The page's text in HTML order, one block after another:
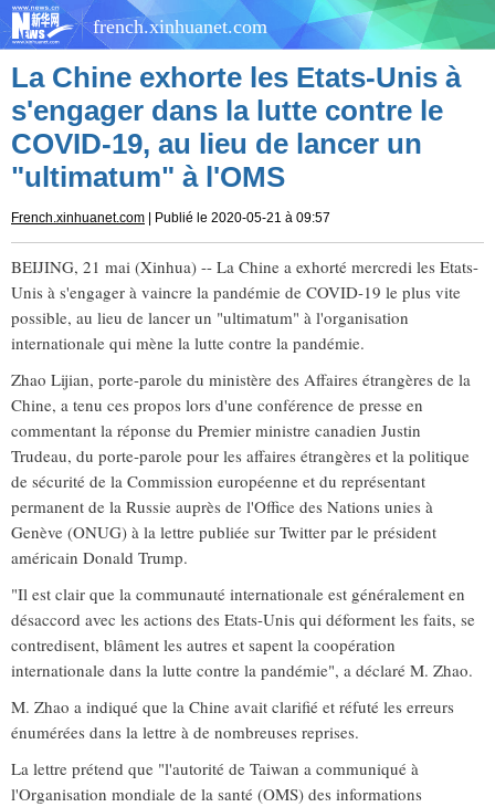
french.xinhuanet.com
La Chine exhorte les Etats-Unis à
s'engager dans la lutte contre le
COVID-19, au lieu de lancer un
"ultimatum" à l'OMS
French.xinhuanet.com | Publié le 2020-05-21 à 09:57
BEIJING, 21 mai (Xinhua) -- La Chine a exhorté mercredi les Etats-
Unis à s'engager à vaincre la pandémie de COVID-19 le plus vite
possible, au lieu de lancer un "ultimatum" à l'organisation
internationale qui mène la lutte contre la pandémie.
Zhao Lijian, porte-parole du ministère des Affaires étrangères de la
Chine, a tenu ces propos lors d'une conférence de presse en
commentant la réponse du Premier ministre canadien Justin
Trudeau, du porte-parole pour les affaires étrangères et la politique
de sécurité de la Commission européenne et du représentant
permanent de la Russie auprès de l'Office des Nations unies à
Genève (ONUG) à la lettre publiée sur Twitter par le président
américain Donald Trump.
"Il est clair que la communauté internationale est généralement en
désaccord avec les actions des Etats-Unis qui déforment les faits, se
contredisent, blâment les autres et sapent la coopération
internationale dans la lutte contre la pandémie", a déclaré M. Zhao.
M. Zhao a indiqué que la Chine avait clarifié et réfuté les erreurs
énumérées dans la lettre à de nombreuses reprises.
La lettre prétend que "l'autorité de Taiwan a communiqué à
l'Organisation mondiale de la santé (OMS) des informations